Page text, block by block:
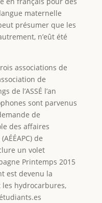
maternelle
présumer que les
n’eût été
associations de
de
de l’ASSÉ l’an
sont parvenus
de
des affaires
de
un volet
Printemps 2015
est devenu la
les hydrocarbures,